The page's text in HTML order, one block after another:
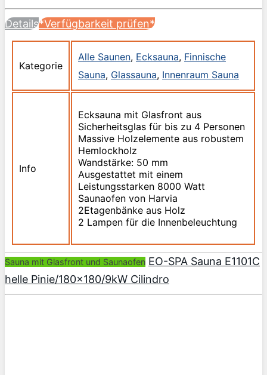
Details*Verfügbarkeit prüfen*
Kategorie
Alle Saunen, Ecksauna, Finnische
Sauna, Glassauna, Innenraum Sauna
Info
Ecksauna mit Glasfront aus
Sicherheitsglas für bis zu 4 Personen
Massive Holzelemente aus robustem
Hemlockholz
Wandstärke: 50 mm
Ausgestattet mit einem
Leistungsstarken 8000 Watt
Saunaofen von Harvia
2Etagenbänke aus Holz
2 Lampen für die Innenbeleuchtung
Sauna mit Glasfront und Saunaofen EO-SPA Sauna E1101C
helle Pinie/180×180/9kW Cilindro